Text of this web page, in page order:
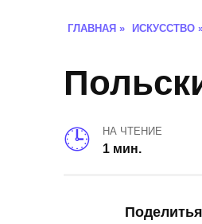
ГЛАВНАЯ » ИСКУССТВО
НА ЧТЕНИЕ
1 мин.